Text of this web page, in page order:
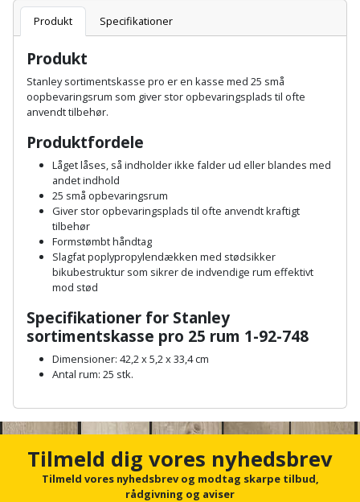
Fugtsikring
Garageport
Gelænder
Gips
Grundmursplader
Hardieplank
brædder
Hemsestige
Isolering
terrassebrædder
Lecablokke
og
fundablokke
Fugepistol
og
skumpistol
Gevindskærer
Gipsværktøj
Glasløfter
Glasskærer
Hæftepistol
hammer
Hammer
Høvl
Kiler
Kloakrenser
Betonsliber
Bindemaskine
Bits
Bor
Bordrundsav
skruemaskine
Borehammer
Boremaskinetilbehør
Diamantskæremaskine
Diamantslibertilbehør
Motorenhed
Motorsav
og
kædesav
Motorsav
kædesav
tilbehør
Pælebor
Plæneklipper
Plæneklipper
tilbehør
Robotplæneklipper
Vandpumpe
Brænde
Brændeovn
Brandslukker
Brugskunst
Camping
Damprengøring
Dørmåtte
Dørrist
Drivhus
Drivhustilbehør
Elartikler
og
afrensning
Spartelmasse
væg
Tape
Rør
og
fittings
Stålvask
og
indeklima
Guides
Aktiviteter
Produkt Specifikationer
Produkt
Stanley sortimentskasse pro er en kasse med 25 små
oopbevaringsrum som giver stor opbevaringsplads til ofte
anvendt tilbehør.
Produktfordele
Låget låses, så indholder ikke falder ud eller blandes med
andet indhold
25 små opbevaringsrum
Giver stor opbevaringsplads til ofte anvendt kraftigt
tilbehør
Formstømbt håndtag
Slagfat poplypropylendækken med stødsikker
bikubestruktur som sikrer de indvendige rum effektivt
mod stød
Specifikationer for Stanley
sortimentskasse pro 25 rum 1-92-748
Dimensioner: 42,2 x 5,2 x 33,4 cm
Antal rum: 25 stk.
c
Tilmeld dig vores nyhedsbrev
Tilmeld vores nyhedsbrev og modtag skarpe tilbud,
rådgivning og aviser